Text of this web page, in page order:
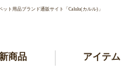
ト用品ブランド通販サイト「Calulu(カルル)」
商品 アイテム